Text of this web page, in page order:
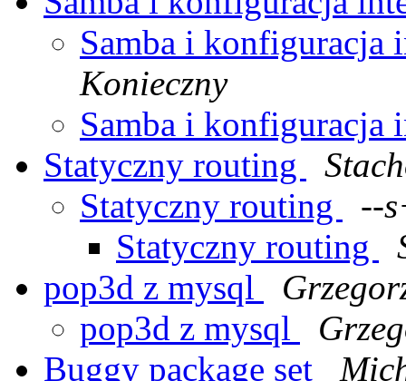
Samba i
Konieczny
Samba i
Statyczny routing
Statyczny routing
--
Statyczny routing
pop3d z mysql
pop3d z mysql
Buggy package set